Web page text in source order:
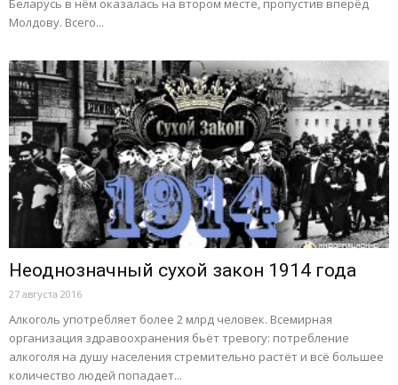
Беларусь в нём оказалась на втором месте, пропустив вперёд
Молдову. Всего...
Неоднозначный сухой закон 1914 года
27 августа 2016
Алкоголь употребляет более 2 млрд человек. Всемирная
организация здравоохранения бьёт тревогу: потребление
алкоголя на душу населения стремительно растёт и всё большее
количество людей попадает...